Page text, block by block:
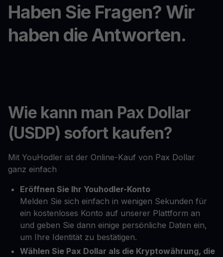
Haben Sie Fragen? Wir
haben die Antworten.
Wie kann man Pax Dollar
(USDP) sofort kaufen?
Mit YouHodler ist der Online-Kauf von Pax Dollar
ganz einfach
Eröffnen Sie Ihr Youhodler-Konto
Melden Sie sich einfach in wenigen Sekunden für
ein kostenloses Konto auf unserer Plattform an
und geben Sie dann einige persönliche Daten ein,
um Ihre Identität zu bestätigen.
Wählen Sie Pax Dollar als die Kryptowährung, die